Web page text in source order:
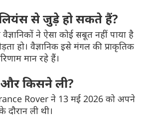
से जुड़े हो सकते हैं?
ने ऐसा कोई सबूत नहीं पाया है
हो। वैज्ञानिक इसे मंगल की प्राकृतिक
मान रहे हैं।
किसने ली?
Rover ने 13 मई 2026 को अपने
ली थी।